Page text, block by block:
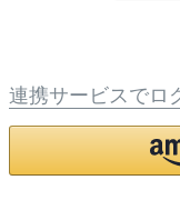
連携サービスでロ